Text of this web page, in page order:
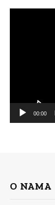
00:00
O NAMA